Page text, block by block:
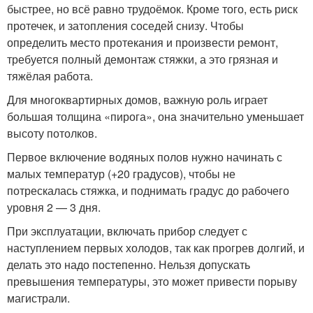
быстрее, но всё равно трудоёмок. Кроме того, есть риск
протечек, и затопления соседей снизу. Чтобы
определить место протекания и произвести ремонт,
требуется полный демонтаж стяжки, а это грязная и
тяжёлая работа.
Для многоквартирных домов, важную роль играет
большая толщина «пирога», она значительно уменьшает
высоту потолков.
Первое включение водяных полов нужно начинать с
малых температур (+20 градусов), чтобы не
потрескалась стяжка, и поднимать градус до рабочего
уровня 2 — 3 дня.
При эксплуатации, включать прибор следует с
наступлением первых холодов, так как прогрев долгий, и
делать это надо постепенно. Нельзя допускать
превышения температуры, это может привести порыву
магистрали.